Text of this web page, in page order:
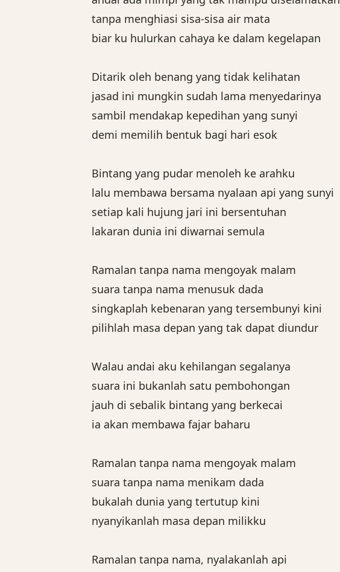
tanpa menghiasi sisa-sisa air mata
biar ku hulurkan cahaya ke dalam kegelapan
Ditarik oleh benang yang tidak kelihatan
jasad ini mungkin sudah lama menyedarinya
sambil mendakap kepedihan yang sunyi
demi memilih bentuk bagi hari esok
Bintang yang pudar menoleh ke arahku
lalu membawa bersama nyalaan api yang sunyi
setiap kali hujung jari ini bersentuhan
lakaran dunia ini diwarnai semula
Ramalan tanpa nama mengoyak malam
suara tanpa nama menusuk dada
singkaplah kebenaran yang tersembunyi kini
pilihlah masa depan yang tak dapat diundur
Walau andai aku kehilangan segalanya
suara ini bukanlah satu pembohongan
jauh di sebalik bintang yang berkecai
ia akan membawa fajar baharu
Ramalan tanpa nama mengoyak malam
suara tanpa nama menikam dada
bukalah dunia yang tertutup kini
nyanyikanlah masa depan milikku
Ramalan tanpa nama, nyalakanlah api